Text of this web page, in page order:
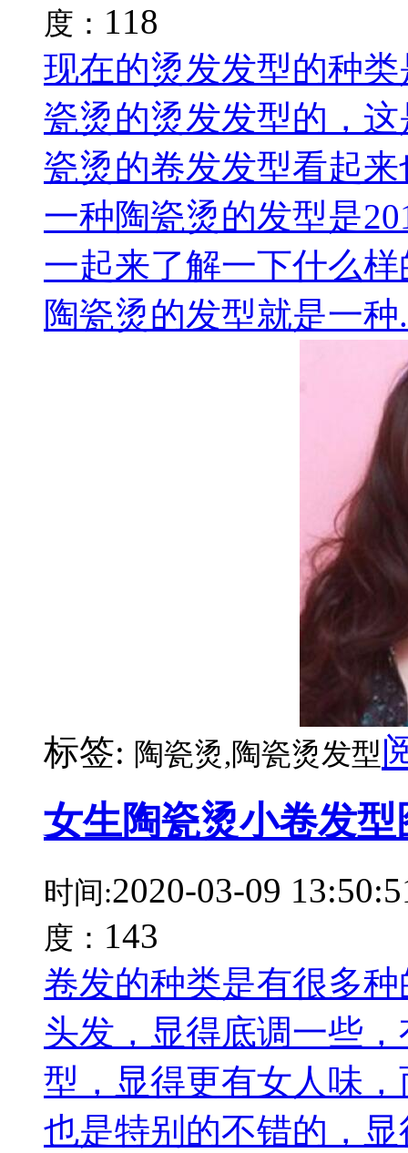
度： 118
现在的烫发发型的种
瓷烫的烫发发型的，
瓷烫的卷发发型看起
一种陶瓷烫的发型是
一起来了解一下什么
陶瓷烫的发型就是一种
标签: 陶瓷烫,陶瓷烫发型
女生陶瓷烫小卷发
时间:2020-03-09
度： 143
卷发的种类是有很多
头发，显得底调一些
型，显得更有女人味
也是特别的不错的，